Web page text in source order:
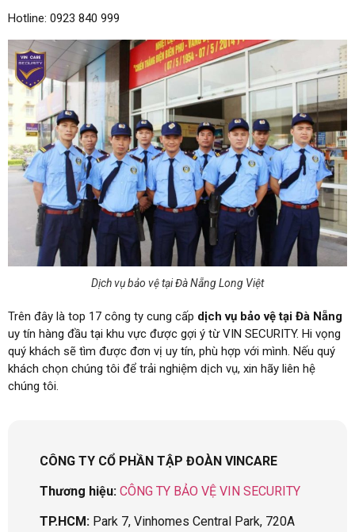
Hotline: 0923 840 999
Dịch vụ bảo vệ tại Đà Nẵng Long Việt
Trên đây là top 17 công ty cung cấp dịch vụ bảo vệ tại Đà Nẵng
uy tín hàng đầu tại khu vực được gợi ý từ VIN SECURITY. Hi vọng
quý khách sẽ tìm được đơn vị uy tín, phù hợp với mình. Nếu quý
khách chọn chúng tôi để trải nghiệm dịch vụ, xin hãy liên hệ
chúng tôi.
CÔNG TY CỔ PHẦN TẬP ĐOÀN VINCARE
Thương hiệu: CÔNG TY BẢO VỆ VIN SECURITY
TP.HCM: Park 7, Vinhomes Central Park, 720A